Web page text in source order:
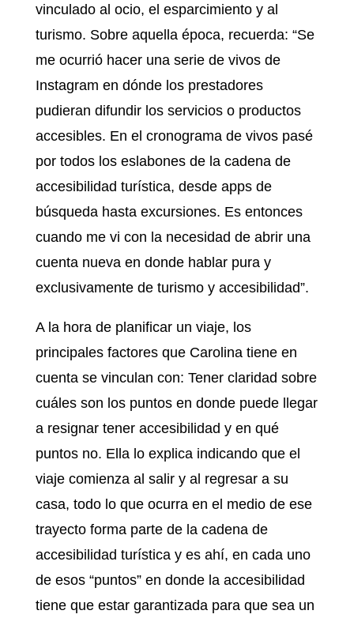
vinculado al ocio, el esparcimiento y al
turismo. Sobre aquella época, recuerda: “Se
me ocurrió hacer una serie de vivos de
Instagram en dónde los prestadores
pudieran difundir los servicios o productos
accesibles. En el cronograma de vivos pasé
por todos los eslabones de la cadena de
accesibilidad turística, desde apps de
búsqueda hasta excursiones. Es entonces
cuando me vi con la necesidad de abrir una
cuenta nueva en donde hablar pura y
exclusivamente de turismo y accesibilidad”.
A la hora de planificar un viaje, los
principales factores que Carolina tiene en
cuenta se vinculan con: Tener claridad sobre
cuáles son los puntos en donde puede llegar
a resignar tener accesibilidad y en qué
puntos no. Ella lo explica indicando que el
viaje comienza al salir y al regresar a su
casa, todo lo que ocurra en el medio de ese
trayecto forma parte de la cadena de
accesibilidad turística y es ahí, en cada uno
de esos “puntos” en donde la accesibilidad
tiene que estar garantizada para que sea un